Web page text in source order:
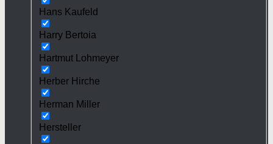
Hans Kaufeld
Harry Bertoia
Hartmut Lohmeyer
Herber Hirche
Herman Miller
Hersteller